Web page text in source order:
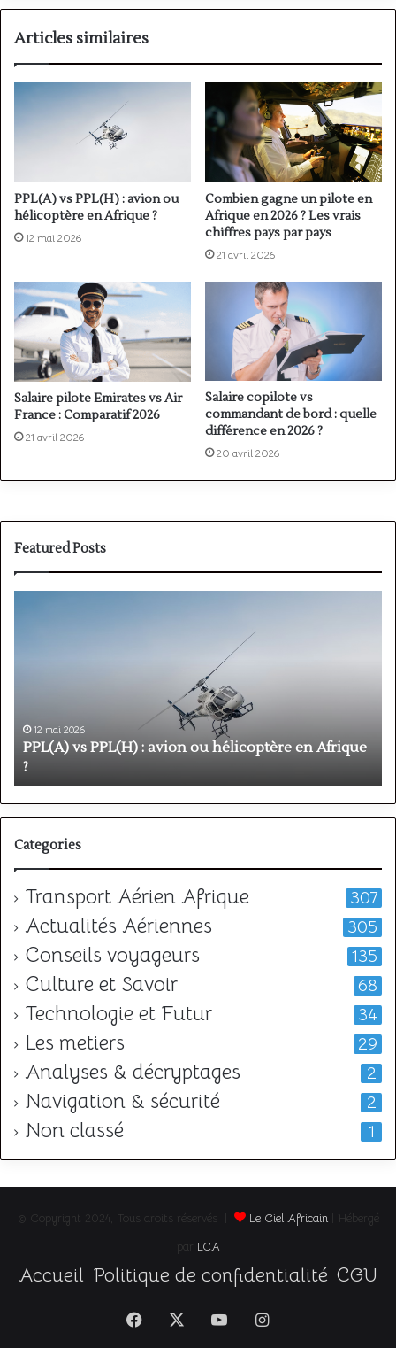
ses
Équipes
Articles similaires
PPL(A) vs PPL(H) : avion ou
hélicoptère en Afrique ?
12 mai 2026
Combien gagne un pilote en
Afrique en 2026 ? Les vrais
chiffres pays par pays
21 avril 2026
Salaire pilote Emirates vs Air
France : Comparatif 2026
21 avril 2026
Salaire copilote vs
commandant de bord : quelle
différence en 2026 ?
20 avril 2026
Featured Posts
en
Afrique
12 mai 2026
PPL(A) vs PPL(H) : avion ou hélicoptère en Afrique
?
Categories
Transport Aérien Afrique 307
Actualités Aériennes 305
Conseils voyageurs 135
Culture et Savoir 68
Technologie et Futur 34
Les metiers 29
Analyses & décryptages 2
Navigation & sécurité 2
Non classé 1
© Copyright 2024, Tous droits réservés | Le Ciel Africain| Hébergé
par LCA
Accueil Politique de confidentialité CGU
Facebook YouTubeInstagram